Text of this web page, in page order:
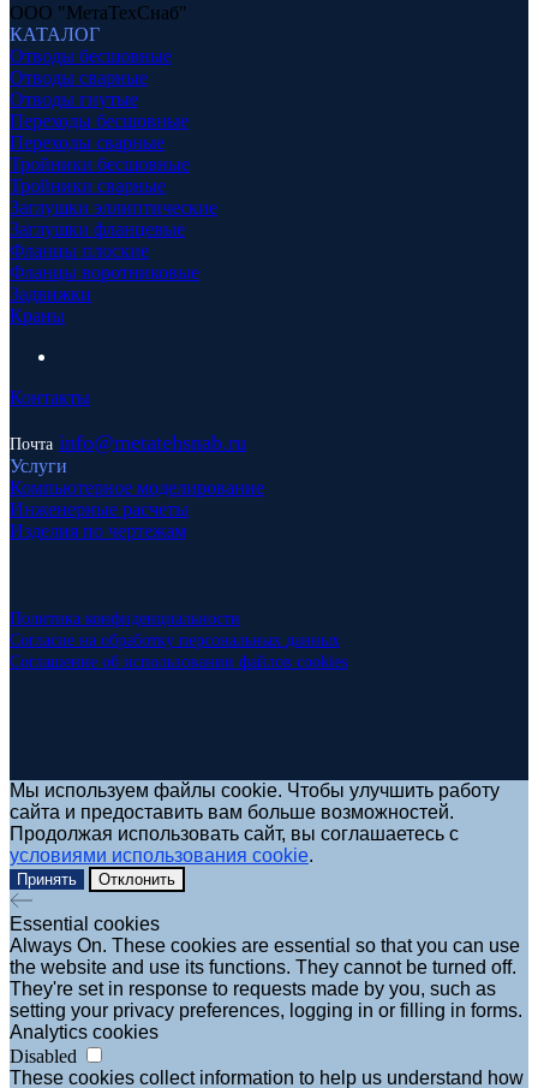
ООО "МетаТехСнаб"
КАТАЛОГ
Отводы бесшовные
Отводы сварные
Отводы гнутые
Переходы бесшовные
Переходы сварные
Тройники бесшовные
Тройники сварные
Заглушки эллиптические
Заглушки фланцевые
Фланцы плоские
Фланцы воротниковые
Задвижки
Краны
Контакты
Почта info@metatehsnab.ru
Услуги
Компьютерное моделирование
Инженерные расчеты
Изделия по чертежам
Политика конфиденциальности
Согласие на обработку персональных данных
Соглашение об использовании файлов cookies
Мы используем файлы cookie. Чтобы улучшить работу
сайта и предоставить вам больше возможностей.
Продолжая использовать сайт, вы соглашаетесь с
условиями использования cookie.
Принять Отклонить
Essential cookies
Always On. These cookies are essential so that you can use
the website and use its functions. They cannot be turned off.
They're set in response to requests made by you, such as
setting your privacy preferences, logging in or filling in forms.
Analytics cookies
Disabled
These cookies collect information to help us understand how